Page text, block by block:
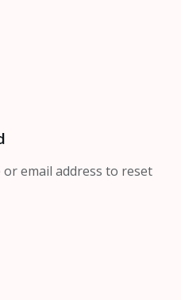
email address to reset